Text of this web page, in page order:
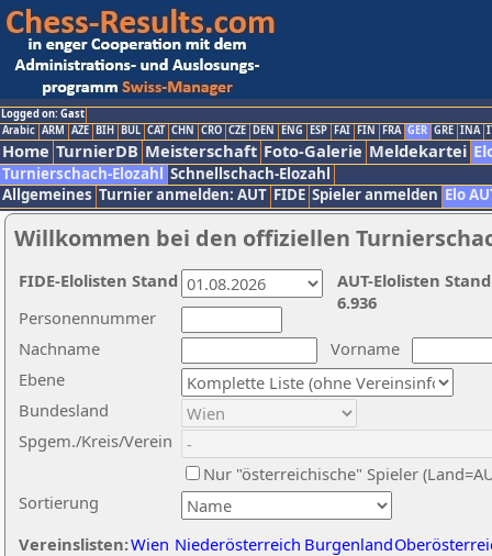
Logged on: Gast
Arabic ARM AZE BIH BUL CAT CHN CRO CZE DEN ENG ESP FAI FIN FRA GER GRE INA
Home TurnierDB Meisterschaft Foto-Galerie Meldekartei
Turnierschach-Elozahl Schnellschach-Elozahl
Allgemeines Turnier anmelden: AUT FIDE Spieler anmelden Elo
Willkommen bei den offiziellen
Nachname
Vorname
Ebene
Sortierung
Personennummer
Bundesland
Spgem./Kreis/Verein
Nur "österreichische" Spieler
Vereinslisten:Wien Niederösterreich Burgenland
AUT-Elolisten
6.936
FIDE-Elolisten Stand